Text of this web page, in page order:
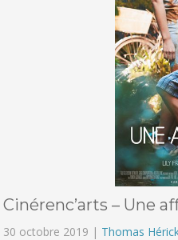
Cinérenc’arts – Une
30 octobre 2019 | Thomas